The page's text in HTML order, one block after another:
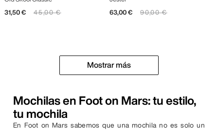
31,50 € 45,00 € 63,00 € 90,00 €
Mostrar más
Mochilas en Foot on Mars: tu estilo,
tu mochila
En Foot on Mars sabemos que una mochila no es solo un